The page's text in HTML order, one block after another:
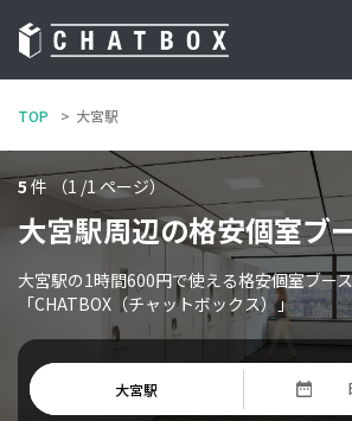
TOP 大宮駅
5件 （1 /1 ページ）
大宮駅周辺の格安個室ブ
大宮駅の1時間600円で使える格安個室ブー
「CHATBOX（チャットボックス）」